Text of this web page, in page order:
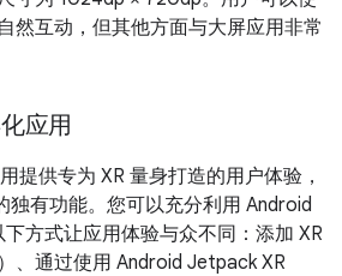
然互动，但其他方面与大屏应用非常
应用
提供专为 XR 量身打造的用户体验，
独有功能。您可以充分利用 Android
方式让应用体验与众不同：添加 XR
、通过使用 Android Jetpack XR